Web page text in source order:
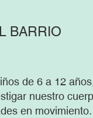
BARRIO
de 6 a 12 años,
nuestro
en movimiento.